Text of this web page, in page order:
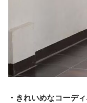
・きれいめなコーデ